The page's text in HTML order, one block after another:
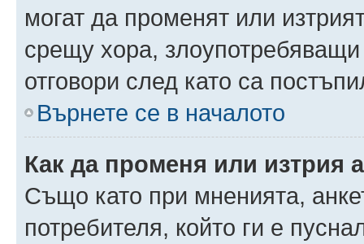
могат да променят или
срещу хора,
отговори след като са
Върнете се в началото
Как да променя или изтрия
Също като при мненията,
потребителя, който ги е